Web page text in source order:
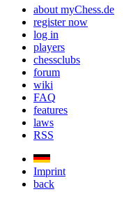
about myChess.de
register now
log in
players
chessclubs
forum
wiki
FAQ
features
laws
RSS
Imprint
back